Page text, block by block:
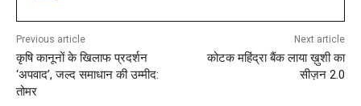
Previous article
कृषि कानूनों के खिलाफ प्रदर्शन
‘अपवाद’, जल्द समाधान की उम्मीद:
तोमर
Next article
कोटक महिंद्रा बैंक लाया ख़ुशी का
सीज़न 2.0